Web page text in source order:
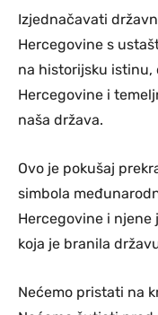
Izjednačavati
Hercegovine s
na historijsku istinu,
Hercegovine i
naša država.
Ovo je pokušaj
simbola
Hercegovine i
koja je branila
Nećemo pristati na